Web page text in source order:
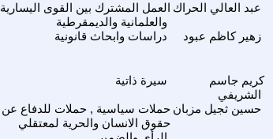
العمل المشترك بين القوى اليسارية
والعلمانية والديمقرطية
عبد العالي الحراك
دراسات وابحاث قانونية زهير كاظم عبود
سيرة ذاتية
كريم جاسم
الشريفي
حملات سياسية , حملات للدفاع عن
حقوق الانسان والحرية لمعتقلي
حسين ثجيل مزبان